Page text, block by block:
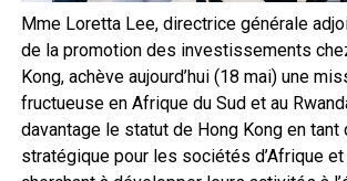
Mme Loretta Lee, directrice générale
de la promotion des investissements
Kong, achève aujourd’hui (18 mai) une
fructueuse en Afrique du Sud et au
davantage le statut de Hong Kong en tant
stratégique pour les sociétés d’Afrique et